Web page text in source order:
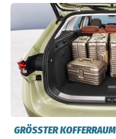
GRÖSSTER KOFFERRAUM